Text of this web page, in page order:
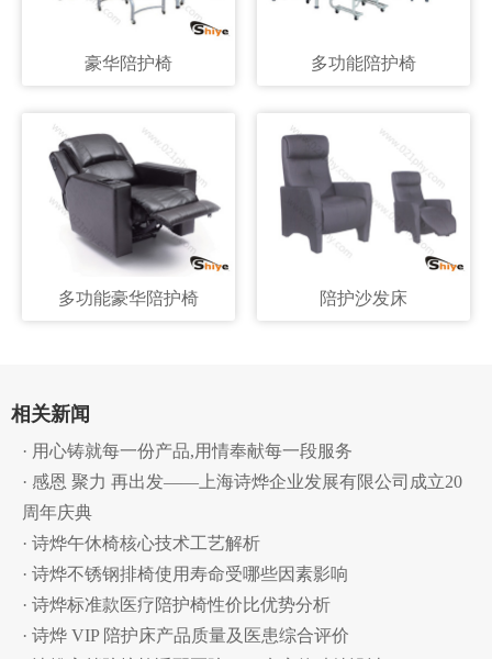
豪华陪护椅 多功能陪护椅
多功能豪华陪护椅 陪护沙发床
相关新闻
· 用心铸就每一份产品,用情奉献每一段服务
· 感恩 聚力 再出发——上海诗烨企业发展有限公司成立20
周年庆典
· 诗烨午休椅核心技术工艺解析
· 诗烨不锈钢排椅使用寿命受哪些因素影响
· 诗烨标准款医疗陪护椅性价比优势分析
· 诗烨 VIP 陪护床产品质量及医患综合评价